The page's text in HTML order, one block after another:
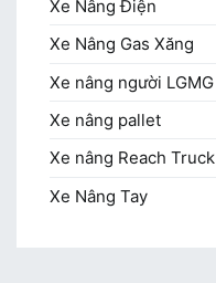
Xe Nâng Điện
Xe Nâng Gas Xăng
Xe nâng người LGMG
Xe nâng pallet
Xe nâng Reach Truck
Xe Nâng Tay